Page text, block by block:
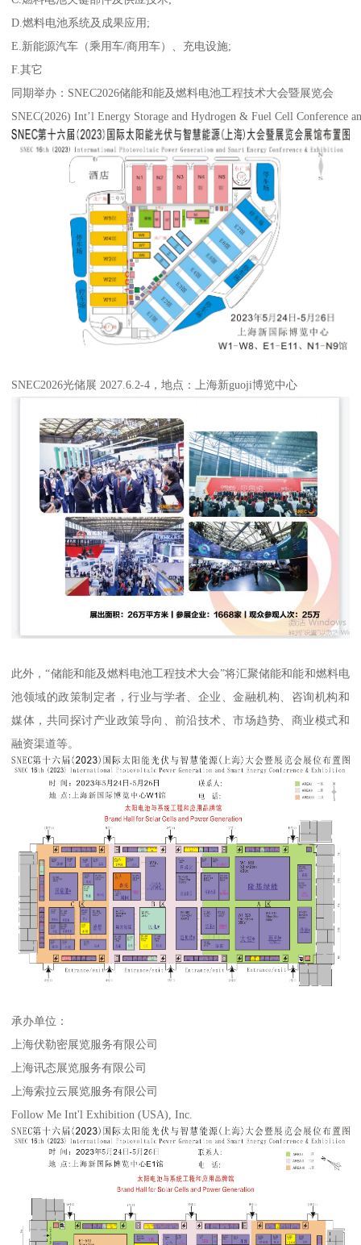
D.燃料电池系统及成果应用;
E.新能源汽车（乘用车/商用车）、充电设施;
F.其它
同期举办：SNEC2026储能和能及燃料电池工程技术大会暨展览会
SNEC(2026) Int’l Energy Storage and Hydrogen & Fuel Cell Conference
SNEC2026光储展 2027.6.2-4，地点：上海新guoji博览中心
此外，“储能和能及燃料电池工程技术大会”将汇聚储能和能和燃料电
池领域的政策制定者，行业与学者、企业、金融机构、咨询机构和
媒体，共同探讨产业政策导向、前沿技术、市场趋势、商业模式和
融资渠道等。
承办单位：
上海伏勒密展览服务有限公司
上海讯态展览服务有限公司
上海索拉云展览服务有限公司
Follow Me Int'l Exhibition (USA), Inc.